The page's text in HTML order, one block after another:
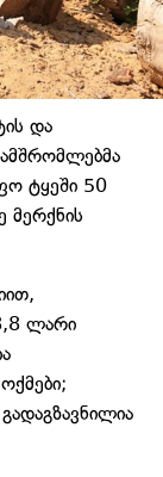
და
ტყეში 50
მერქნის
ლარი